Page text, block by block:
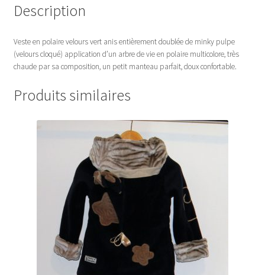
Description
Veste en polaire velours vert anis entièrement doublée de minky pulpe
(velours cloqué) application d’un arbre de vie en polaire multicolore, très
chaude par sa composition, un petit manteau parfait, doux confortable.
Produits similaires